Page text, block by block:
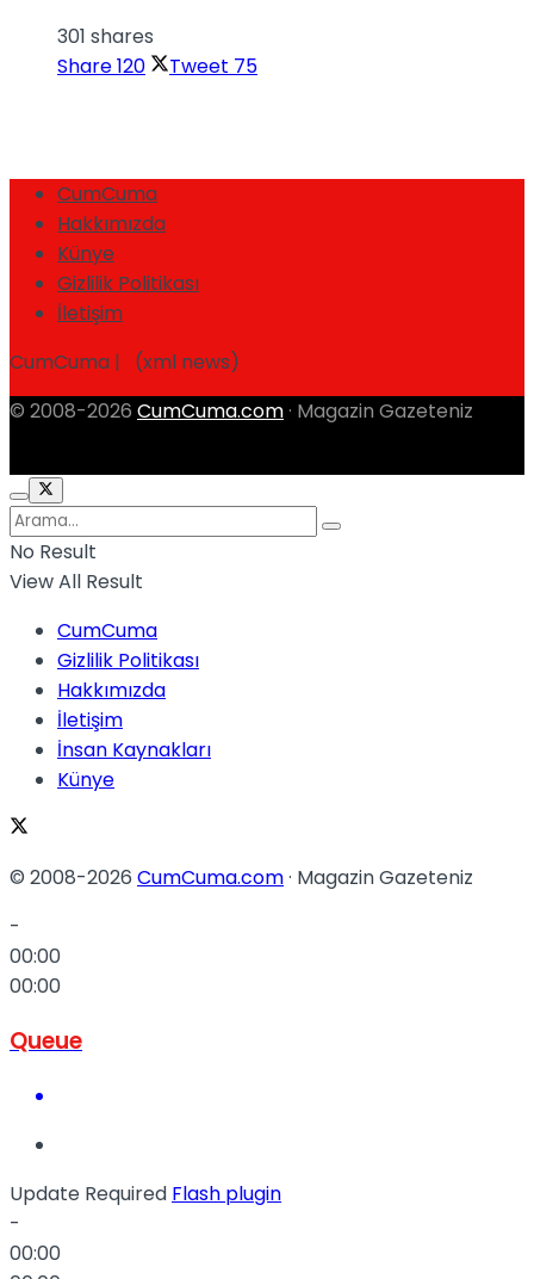
301 shares
Share120 Tweet 75
CumCuma
Hakkımızda
Künye
Gizlilik Politikası
İletişim
CumCuma | (xml news)
© 2008-2026 CumCuma.com · Magazin Gazeteniz
No Result
View All Result
CumCuma
Gizlilik Politikası
Hakkımızda
İletişim
İnsan Kaynakları
Künye
© 2008-2026 CumCuma.com· Magazin Gazeteniz
-
00:00
00:00
Queue
Update Required Flash plugin
-
00:00